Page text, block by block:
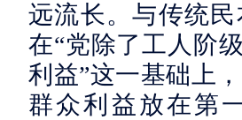
远流长。与传统
在“党除了工人阶
利益”这一基础上
群众利益放在第